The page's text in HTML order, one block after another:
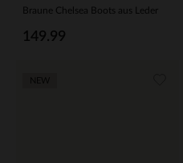
Braune Chelsea Boots aus Leder
149.99